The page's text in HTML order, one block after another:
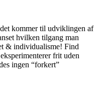
kommer til udviklingen af
hvilken tilgang man
& individualisme! Find
frit uden
ingen “forkert”